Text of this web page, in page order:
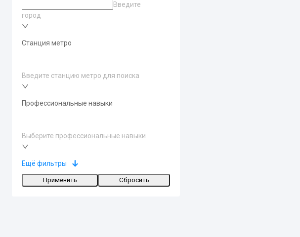
Введите
город
Станция метро
Введите станцию метро для поиска
Профессиональные навыки
Выберите профессиональные навыки
Ещё фильтры
Применить Сбросить